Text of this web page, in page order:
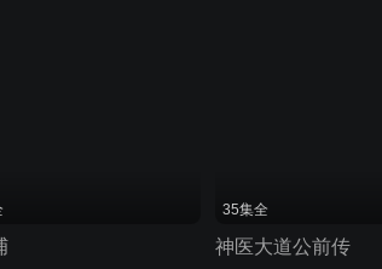
35集全
神医大道公前传